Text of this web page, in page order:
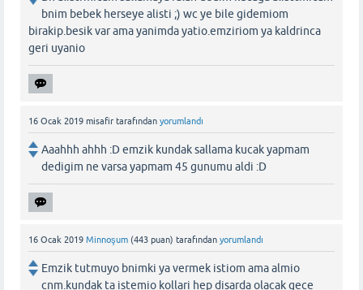
bnim bebek herseye alisti ;) wc ye bile gidemiom
birakip.besik var ama yanimda yatio.emziriom ya kaldrinca
geri uyanio
16 Ocak 2019 misafir tarafından yorumlandı
Aaahhh ahhh :D emzik kundak sallama kucak yapmam
dedigim ne varsa yapmam 45 gunumu aldi :D
16 Ocak 2019 Minnoşum (443 puan) tarafından yorumlandı
Emzik tutmuyo bnimki ya vermek istiom ama almio
cnm.kundak ta istemio kollari hep disarda olacak gece